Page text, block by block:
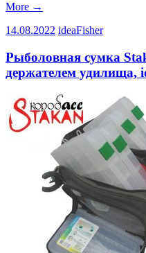
More →
14.08.2022 ideaFisher
Рыболовная сумка
держателем удилища,